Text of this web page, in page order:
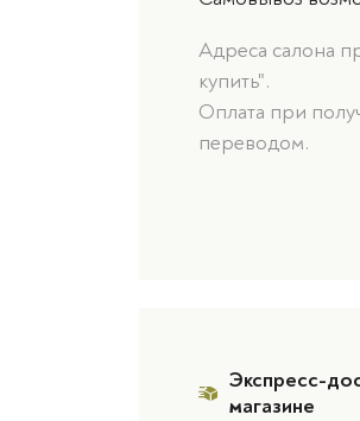
Адреса салона
купить".
Оплата при
переводом.
Экспресс-
магазине